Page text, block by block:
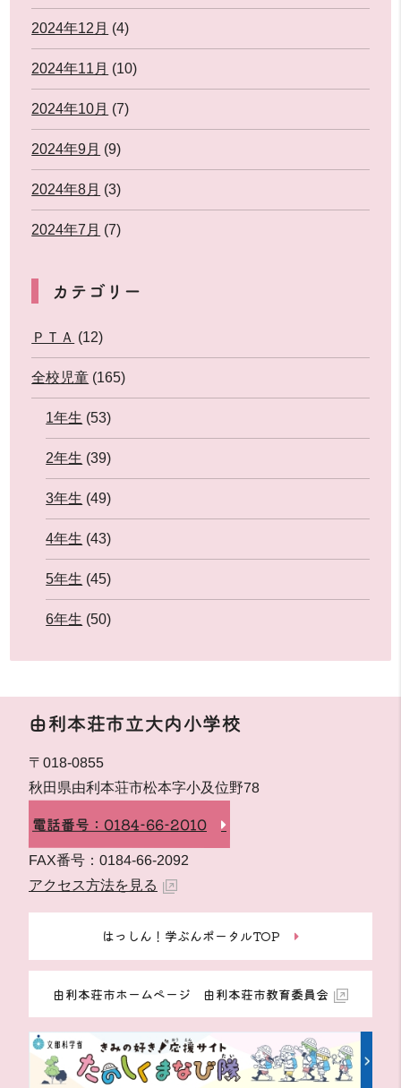
2024年12月 (4)
2024年11月 (10)
2024年10月 (7)
2024年9月 (9)
2024年8月 (3)
2024年7月 (7)
カテゴリー
ＰＴＡ (12)
全校児童 (165)
1年生 (53)
2年生 (39)
3年生 (49)
4年生 (43)
5年生 (45)
6年生 (50)
由利本荘市立大内小学校
〒018-0855
秋田県由利本荘市松本字小及位野78
電話番号：0184-66-2010
FAX番号：0184-66-2092
アクセス方法を見る
はっしん！学ぶんポータルTOP
由利本荘市ホームページ 由利本荘市教育委員会